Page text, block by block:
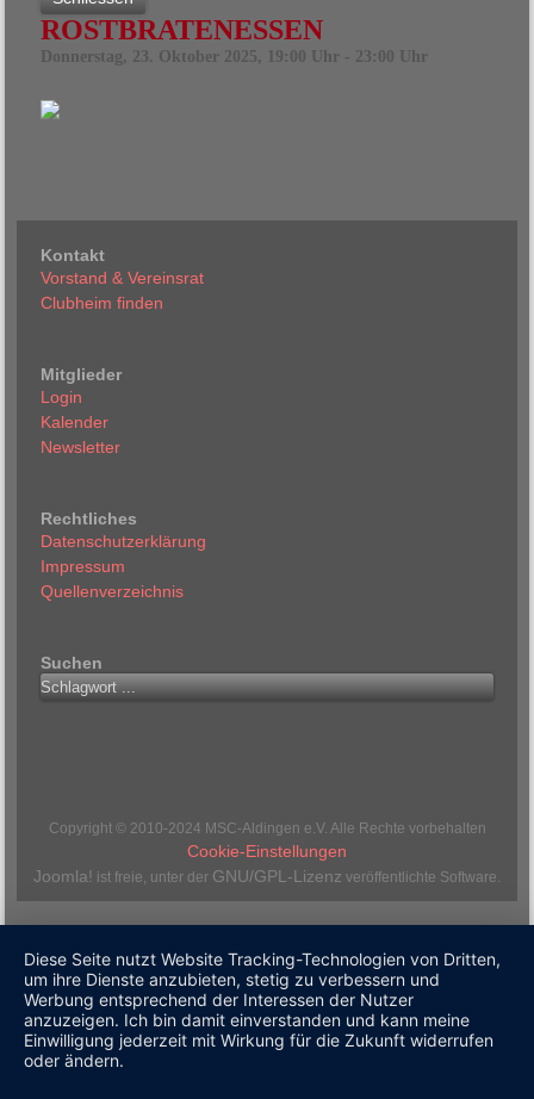
ROSTBRATENESSEN
Donnerstag, 23. Oktober 2025, 19:00 Uhr - 23:00 Uhr
Kontakt
Vorstand & Vereinsrat
Clubheim finden
Mitglieder
Login
Kalender
Newsletter
Rechtliches
Datenschutzerklärung
Impressum
Quellenverzeichnis
Suchen
Copyright © 2010-2024 MSC-Aldingen e.V. Alle Rechte vorbehalten
Cookie-Einstellungen
Joomla! ist freie, unter der GNU/GPL-Lizenz veröffentlichte Software.
Diese Seite nutzt Website Tracking-Technologien von Dritten,
um ihre Dienste anzubieten, stetig zu verbessern und
Werbung entsprechend der Interessen der Nutzer
anzuzeigen. Ich bin damit einverstanden und kann meine
Einwilligung jederzeit mit Wirkung für die Zukunft widerrufen
oder ändern.